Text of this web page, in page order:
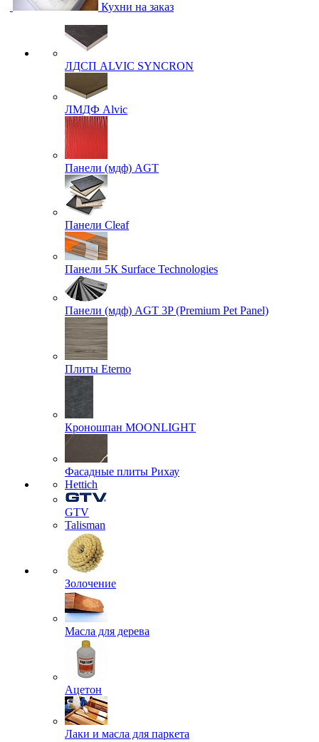
Кухни на заказ
ЛДСП ALVIC SYNCRON
ЛМДФ Alvic
Панели (мдф) AGT
Панели Cleaf
Панели 5К Surface Technologies
Панели (мдф) AGT 3P (Premium Pet Panel)
Плиты Eterno
Кроношпан MOONLIGHT
Фасадные плиты Рихау
Hettich
GTV
Talisman
Золочение
Масла для дерева
Ацетон
Лаки и масла для паркета